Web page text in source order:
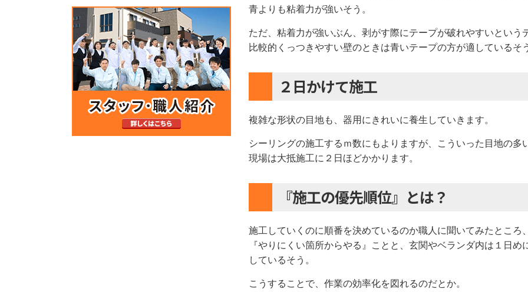
青よりも粘着力が強いそう。
ただ、粘着力が強いぶん、剥がす際にテープが破れやすいという
比較的くっつきやすい壁のときは青いテープの方が適しているそ
２日かけて施工
複雑な形状の目地も、器用にきれいに養生していきます。
シーリングの施工するｍ数にもよりますが、こういった目地の多
現場は大抵施工に２日ほどかかります。
『施工の優先順位』とは？
施工していくのに順番を決めているのか職人に聞いてみたところ、
『やりにくい箇所からやる』ことと、玄関やベランダ内は１日め
しているそう。
こうすることで、作業の効率化を図れるのだとか。